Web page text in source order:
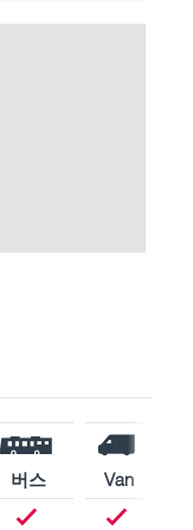
버스
Van